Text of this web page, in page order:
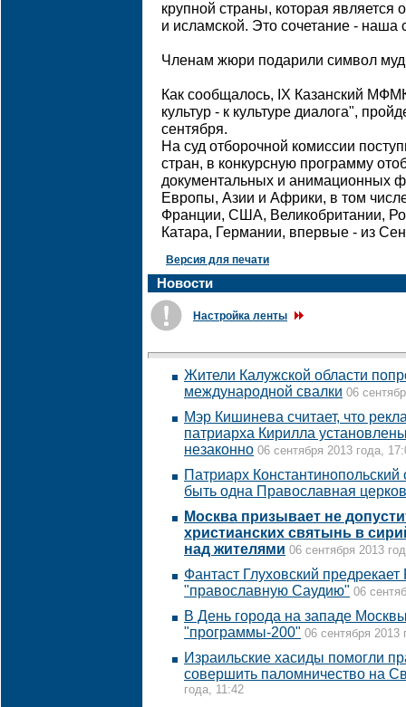
крупной страны, которая
и исламской. Это сочетание - наша
Членам жюри подарили символ
Как сообщалось, IX Казанский
культур - к культуре диалога",
сентября.
На суд отборочной комиссии
стран, в конкурсную программу
документальных и анимационных
Европы, Азии и Африки, в том
Франции, США, Великобритании,
Катара, Германии, впервые - из
Версия для печати
Новости
Настройка ленты
Жители Калужской области
международной свалки 06
Мэр Кишинева считает, что
патриарха Кирилла
незаконно 06 сентября 2013 года,
Патриарх
быть одна Православная
Москва призывает не
христианских святынь в
над жителями 06 сентября 2013
Фантаст Глуховский
"православную Саудию" 06
В День города на западе
"программы-200" 06 сентября 2013
Израильские хасиды помогли
совершить паломничество на
года, 11:42